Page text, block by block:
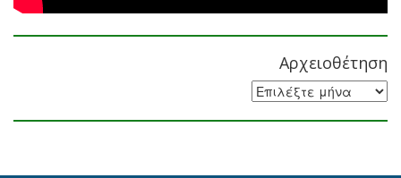
Αρχειοθέτηση
Αρχειοθέτηση